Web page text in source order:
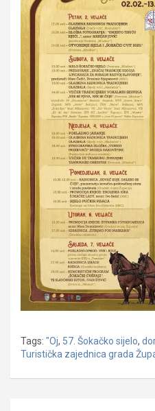
Tags: "Oj, 57. Šokačko sijelo,
Turistička zajednica grada